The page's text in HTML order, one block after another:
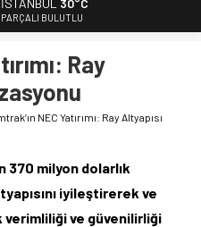
Hafif Raylı Aracı Tedarik
Tel Testleri Başladı
Proje Trafik Çilesini Bitiriyor
83,9 Milyon Euro’luk Anlaşma
İSTANBUL 30°C
PARÇALI BULUTLU
Ray
NEC Yatırımı: Ray Altyapısı
370 milyon dolarlık
iyileştirerek ve
ve güvenilirliği